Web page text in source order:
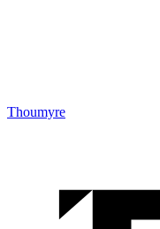
Thoumyre